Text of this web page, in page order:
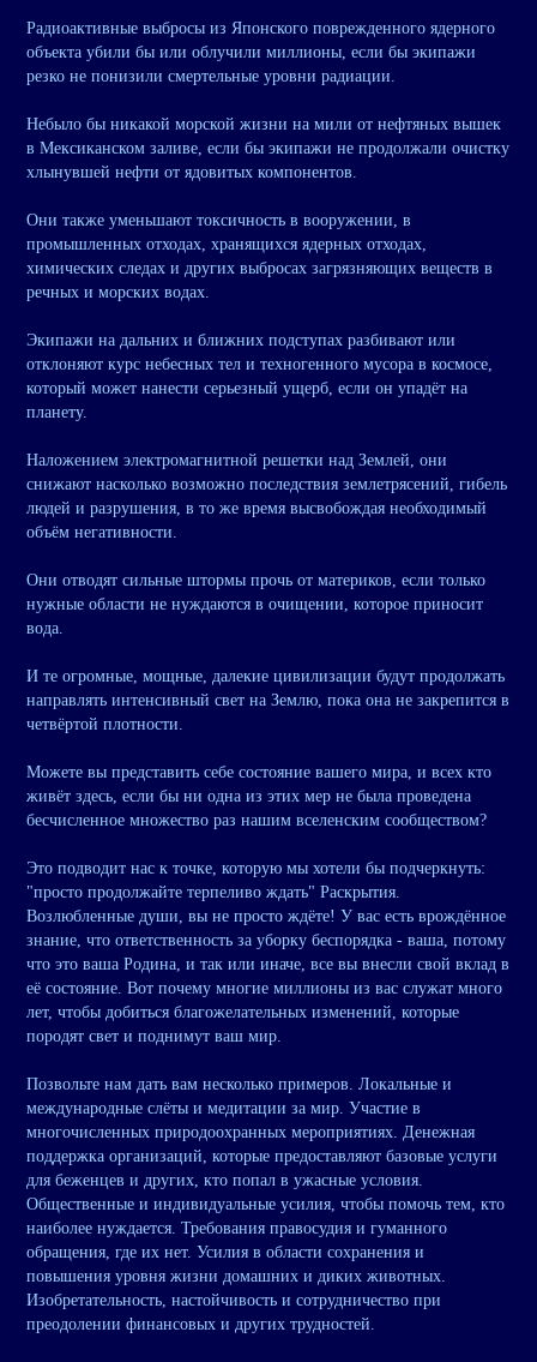
Радиоактивные выбросы из Японского поврежденного ядерного
объекта убили бы или облучили миллионы, если бы экипажи
резко не понизили смертельные уровни радиации.
Небыло бы никакой морской жизни на мили от нефтяных вышек
в Мексиканском заливе, если бы экипажи не продолжали очистку
хлынувшей нефти от ядовитых компонентов.
Они также уменьшают токсичность в вооружении, в
промышленных отходах, хранящихся ядерных отходах,
химических следах и других выбросах загрязняющих веществ в
речных и морских водах.
Экипажи на дальних и ближних подступах разбивают или
отклоняют курс небесных тел и техногенного мусора в космосе,
который может нанести серьезный ущерб, если он упадёт на
планету.
Наложением электромагнитной решетки над Землей, они
снижают насколько возможно последствия землетрясений, гибель
людей и разрушения, в то же время высвобождая необходимый
объём негативности.
Они отводят сильные штормы прочь от материков, если только
нужные области не нуждаются в очищении, которое приносит
вода.
И те огромные, мощные, далекие цивилизации будут продолжать
направлять интенсивный свет на Землю, пока она не закрепится в
четвёртой плотности.
Можете вы представить себе состояние вашего мира, и всех кто
живёт здесь, если бы ни одна из этих мер не была проведена
бесчисленное множество раз нашим вселенским сообществом?
Это подводит нас к точке, которую мы хотели бы подчеркнуть:
"просто продолжайте терпеливо ждать" Раскрытия.
Возлюбленные души, вы не просто ждёте! У вас есть врождённое
знание, что ответственность за уборку беспорядка - ваша, потому
что это ваша Родина, и так или иначе, все вы внесли свой вклад в
её состояние. Вот почему многие миллионы из вас служат много
лет, чтобы добиться благожелательных изменений, которые
породят свет и поднимут ваш мир.
Позвольте нам дать вам несколько примеров. Локальные и
международные слёты и медитации за мир. Участие в
многочисленных природоохранных мероприятиях. Денежная
поддержка организаций, которые предоставляют базовые услуги
для беженцев и других, кто попал в ужасные условия.
Общественные и индивидуальные усилия, чтобы помочь тем, кто
наиболее нуждается. Требования правосудия и гуманного
обращения, где их нет. Усилия в области сохранения и
повышения уровня жизни домашних и диких животных.
Изобретательность, настойчивость и сотрудничество при
преодолении финансовых и других трудностей.